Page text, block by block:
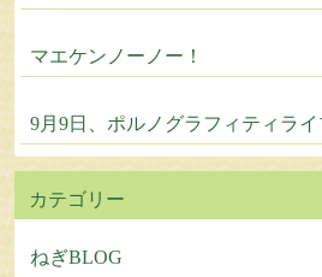
マエケンノーノー！
9月9日、ポルノグラフィティライ
カテゴリー
ねぎBLOG